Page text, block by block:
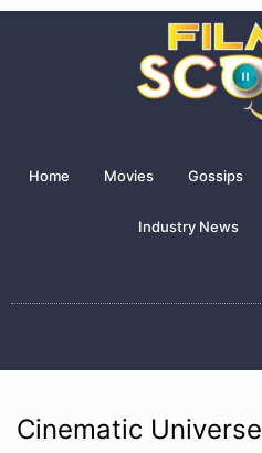
Home Movies Gossips
Industry News
Cinematic Universe